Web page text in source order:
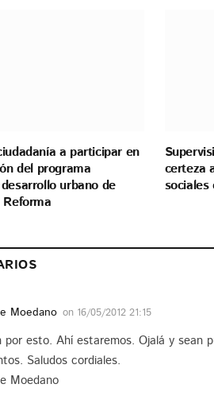
a participar en
del programa
urbano de
certeza
sociales
Moedano on 16/05/2012 21:15
por esto. Ahí estaremos. Ojalá y sean
Saludos cordiales.
Moedano